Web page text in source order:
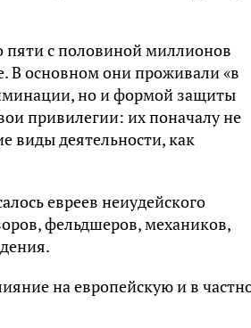
пяти с половиной миллионов
В основном они проживали «в
но и формой защиты
привилегии: их поначалу не
виды деятельности, как
евреев неиудейского
фельдшеров, механиков,
на европейскую и в